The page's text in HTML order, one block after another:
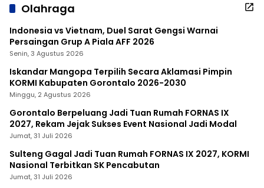
Olahraga
Indonesia vs Vietnam, Duel Sarat Gengsi Warnai
Persaingan Grup A Piala AFF 2026
Senin, 3 Agustus 2026
Iskandar Mangopa Terpilih Secara Aklamasi Pimpin
KORMI Kabupaten Gorontalo 2026-2030
Minggu, 2 Agustus 2026
Gorontalo Berpeluang Jadi Tuan Rumah FORNAS IX
2027, Rekam Jejak Sukses Event Nasional Jadi Modal
Jumat, 31 Juli 2026
Sulteng Gagal Jadi Tuan Rumah FORNAS IX 2027, KORMI
Nasional Terbitkan SK Pencabutan
Jumat, 31 Juli 2026